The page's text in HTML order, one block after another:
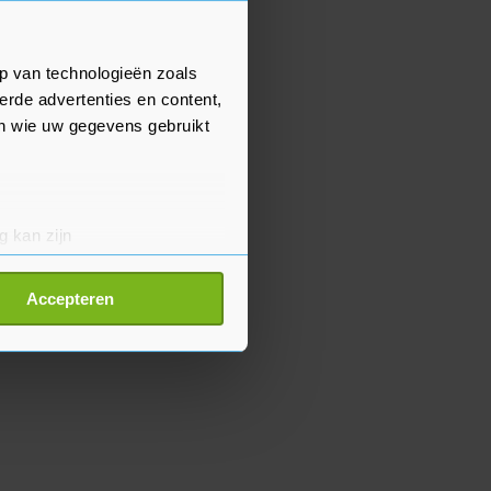
van technologieën zoals
advertenties en content,
wie uw gegevens gebruikt
kan zijn
detailgedeelte
Accepteren